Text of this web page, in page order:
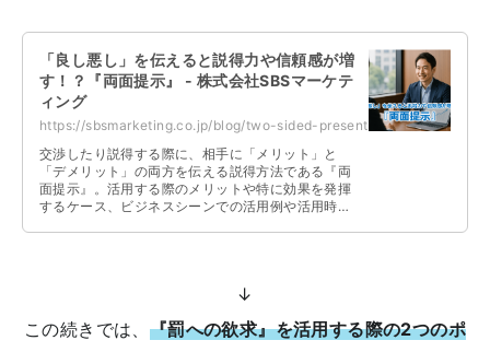
「良し悪し」を伝えると説得力や信頼感が増
す！？『両面提示』 - 株式会社SBSマーケテ
ィング
https://sbsmarketing.co.jp/blog/two-sided-presentation-2025-07/
交渉したり説得する際に、相手に「メリット」と
「デメリット」の両方を伝える説得方法である『両
面提示』。活用する際のメリットや特に効果を発揮
するケース、ビジネスシーンでの活用例や活用時の
↓
この続きでは、 『罰への欲求』を活用する際の2つのポ